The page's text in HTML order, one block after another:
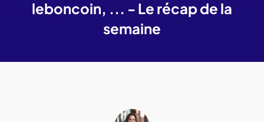
leboncoin, ... - Le récap de la
semaine